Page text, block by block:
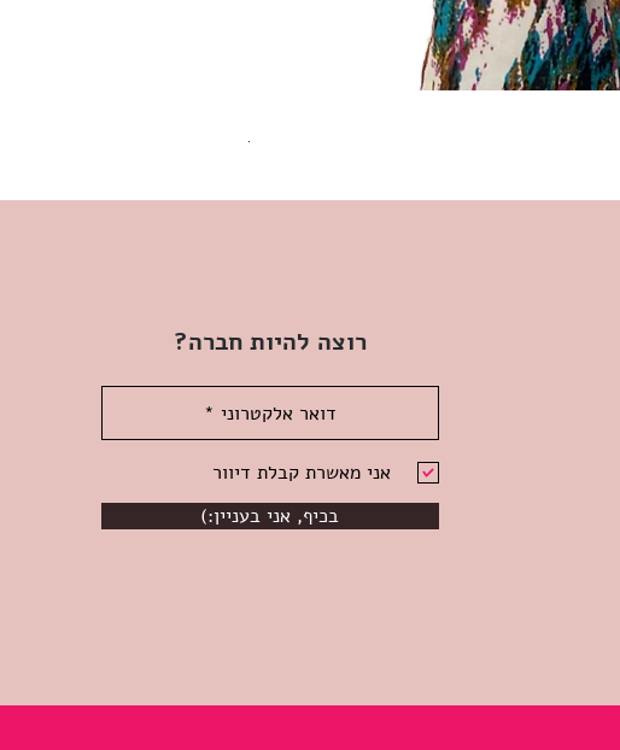
רוצה להיות חברה?
אני מאשרת קבלת דיוור
(:בכיף, אני בעניין